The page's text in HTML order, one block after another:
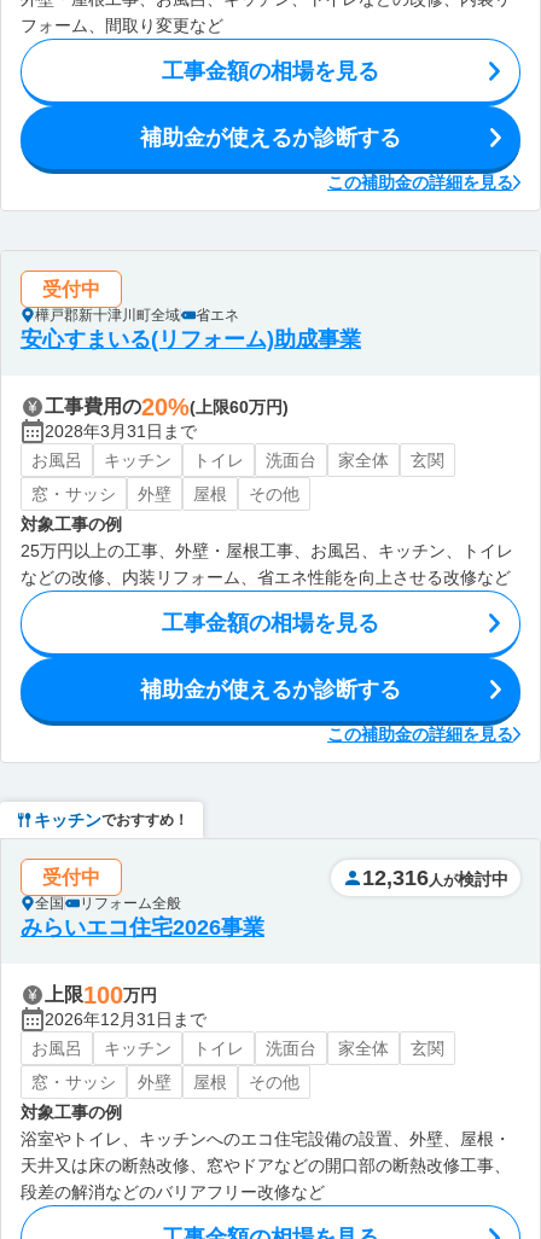
フォーム、間取り変更など
工事金額の相場を見る
補助金が使えるか診断する
この補助金の詳細を見る
受付中
樺戸郡新十津川町全域 省エネ
安心すまいる(リフォーム)助成事業
工事費用の20%(上限60万円)
2028年3月31日まで
お風呂
キッチン トイレ 洗面台 家全体
玄関
窓・サッシ
外壁 屋根
その他
対象工事の例
25万円以上の工事、外壁・屋根工事、お風呂、キッチン、トイレ
などの改修、内装リフォーム、省エネ性能を向上させる改修など
工事金額の相場を見る
補助金が使えるか診断する
この補助金の詳細を見る
キッチンでおすすめ！
受付中
全国 リフォーム全般
12,316 人が検討中
みらいエコ住宅2026事業
上限100万円
2026年12月31日まで
お風呂
キッチン トイレ 洗面台 家全体
玄関
窓・サッシ
外壁 屋根
その他
対象工事の例
浴室やトイレ、キッチンへのエコ住宅設備の設置、外壁、屋根・
天井又は床の断熱改修、窓やドアなどの開口部の断熱改修工事、
段差の解消などのバリアフリー改修など